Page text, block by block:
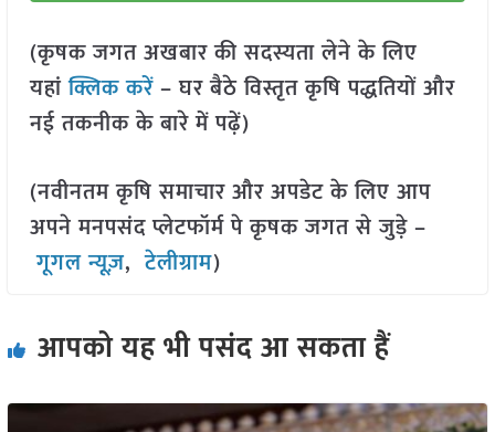
(कृषक जगत अखबार की सदस्यता लेने के लिए
यहांक्लिक करें– घर बैठे विस्तृत कृषि पद्धतियों और
नई तकनीक के बारे में पढ़ें)
(नवीनतम कृषि समाचार और अपडेट के लिए आप
अपने मनपसंद प्लेटफॉर्म पे कृषक जगत से जुड़े –
गूगल न्यूज़,टेलीग्राम)
आपको यह भी पसंद आ सकता हैं